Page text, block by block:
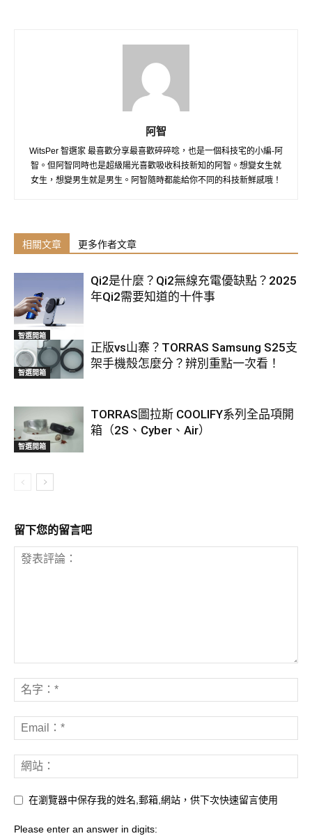
阿智
WitsPer 智選家 最喜歡分享最喜歡碎碎唸，也是一個科技宅的小編-阿
智。但阿智同時也是超級陽光喜歡吸收科技新知的阿智。想變女生就
女生，想變男生就是男生。阿智隨時都能給你不同的科技新鮮感哦！
相關文章 更多作者文章
智選開箱
Qi2是什麼？Qi2無線充電優缺點？2025
年Qi2需要知道的十件事
智選開箱
正版vs山寨？TORRAS Samsung S25支
架手機殼怎麼分？辨別重點一次看！
智選開箱
TORRAS圖拉斯 COOLIFY系列全品項開
箱（2S、Cyber、Air）
留下您的留言吧
在瀏覽器中保存我的姓名,郵箱,網站，供下次快速留言使用
Please enter an answer in digits: